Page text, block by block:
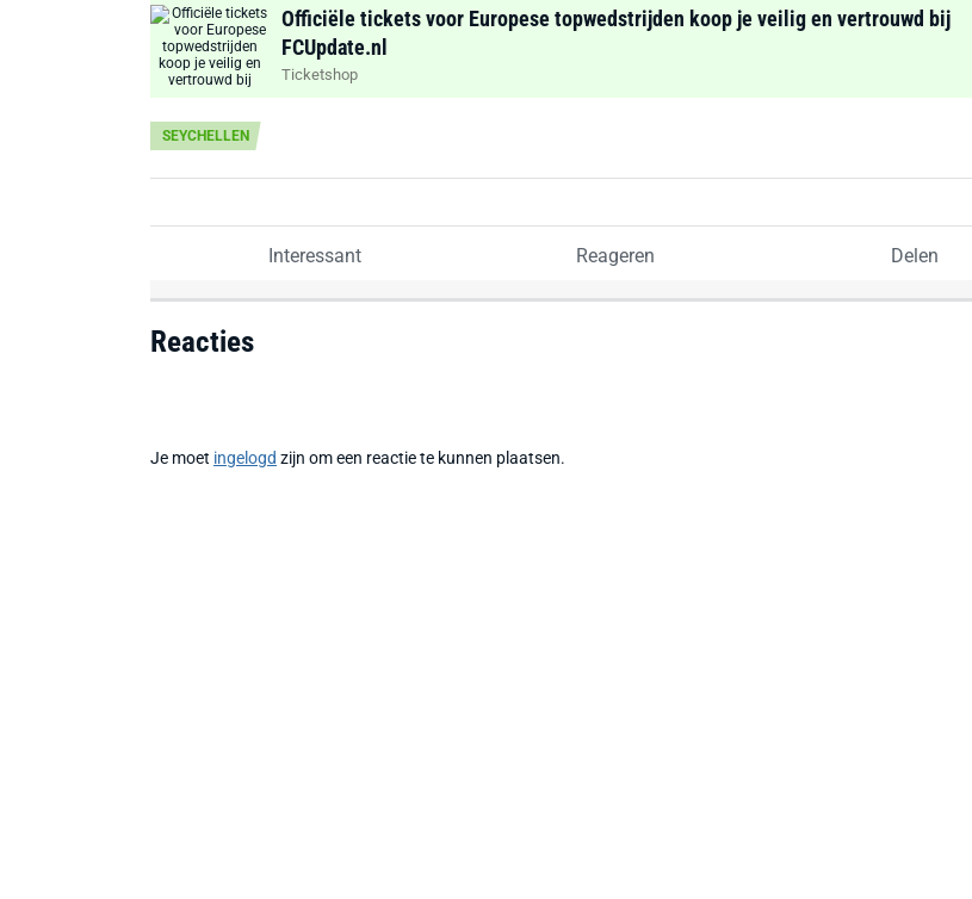
Officiële tickets voor Europese topwedstrijden koop je veilig en vertrouwd bij
FCUpdate.nl
Ticketshop
SEYCHELLEN
Interessant Reageren Delen
Reacties
Je moet ingelogd zijn om een reactie te kunnen plaatsen.